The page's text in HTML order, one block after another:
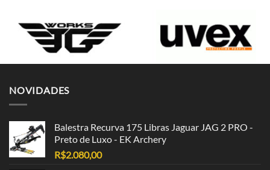
NOVIDADES
Balestra Recurva 175 Libras Jaguar JAG 2 PRO -
Preto de Luxo - EK Archery
R$2.080,00